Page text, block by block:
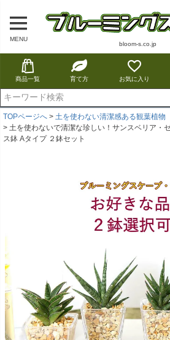
MENU
bloom-s.co.jp
商品一覧 育て方 お気に入り
TOPページへ
土を使わない清潔感ある観葉植物
土を使わないで清潔な珍しい！サンスベリア・
ス鉢 Aタイプ ２鉢セット